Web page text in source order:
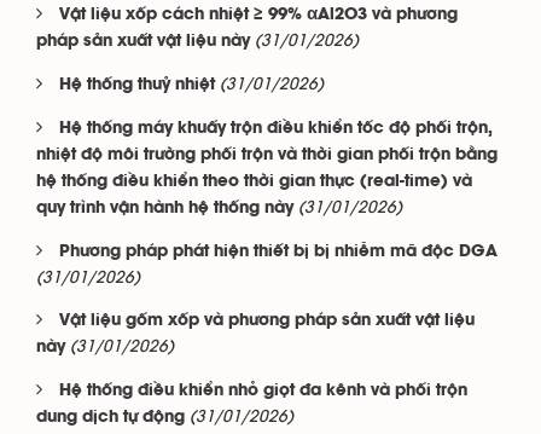
Vật liệu xốp cách nhiệt ≥ 99% αAl2O3 và phương
pháp sản xuất vật liệu này (31/01/2026)
Hệ thống thuỷ nhiệt (31/01/2026)
Hệ thống máy khuấy trộn điều khiển tốc độ phối trộn,
nhiệt độ môi trường phối trộn và thời gian phối trộn bằng
hệ thống điều khiển theo thời gian thực (real-time) và
quy trình vận hành hệ thống này (31/01/2026)
Phương pháp phát hiện thiết bị bị nhiễm mã độc DGA
(31/01/2026)
Vật liệu gốm xốp và phương pháp sản xuất vật liệu
này (31/01/2026)
Hệ thống điều khiển nhỏ giọt đa kênh và phối trộn
dung dịch tự động (31/01/2026)